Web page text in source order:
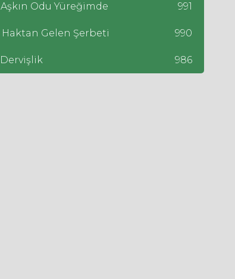
Aşkın Odu Yüreğimde 991
Haktan Gelen Şerbeti 990
Dervişlik 986